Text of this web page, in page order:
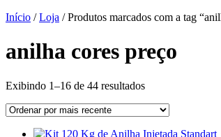
Início /Loja / Produtos marcados com a tag
anilha cores preço
Exibindo 1–16 de 44 resultadosClassificado
mais